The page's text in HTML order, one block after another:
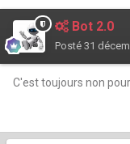
Bot 2.0
Posté 31
C'est toujours non